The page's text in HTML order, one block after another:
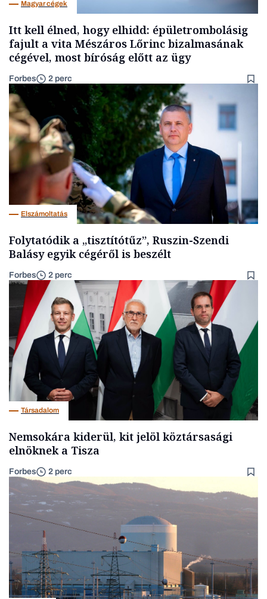
Magyar cégek
Itt kell élned, hogy elhidd: épületrombolásig
fajult a vita Mészáros Lőrinc bizalmasának
cégével, most bíróság előtt az ügy
Forbes 2 perc
Elszámoltatás
Folytatódik a „tisztítótűz”, Ruszin-Szendi
Balásy egyik cégéről is beszélt
Forbes 2 perc
Társadalom
Nemsokára kiderül, kit jelöl köztársasági
elnöknek a Tisza
Forbes 2 perc